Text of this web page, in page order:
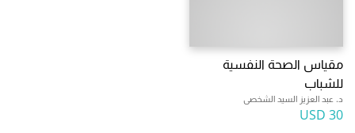
مقياس الصحة النفسية
للشباب
د. عبد العزيز السيد الشخصى
30 USD